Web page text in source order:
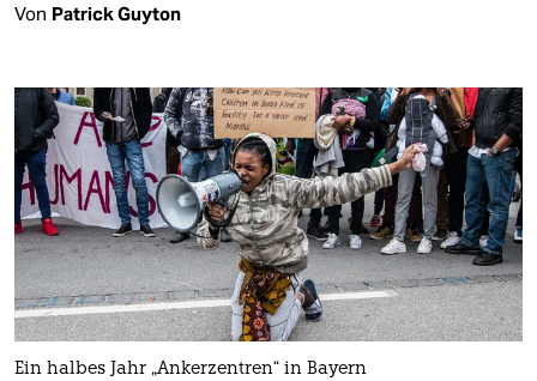
Von Patrick Guyton
Ein halbes Jahr „Ankerzentren“ in Bayern